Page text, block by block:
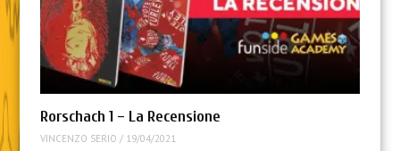
Rorschach 1 – La Recensione
VINCENZO SERIO / 19/04/2021